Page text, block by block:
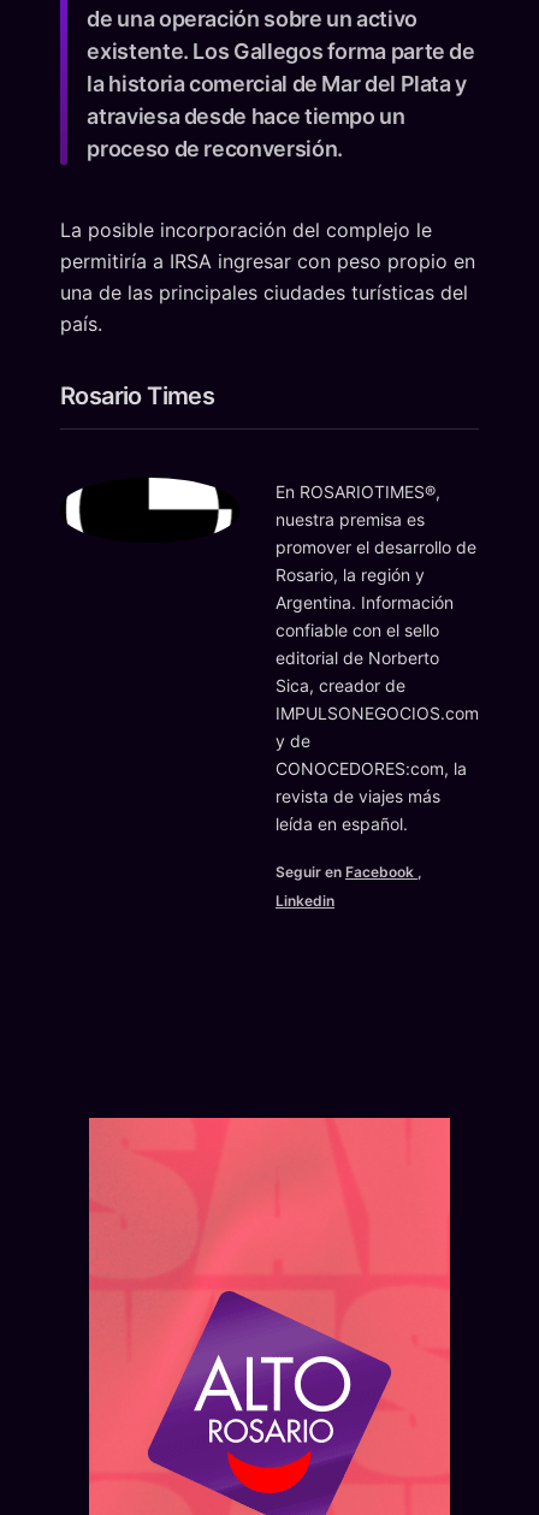
de una operación sobre un activo
existente. Los Gallegos forma parte de
la historia comercial de Mar del Plata y
atraviesa desde hace tiempo un
proceso de reconversión.
La posible incorporación del complejo le
permitiría a IRSA ingresar con peso propio en
una de las principales ciudades turísticas del
país.
Rosario Times
En ROSARIOTIMES®,
nuestra premisa es
promover el desarrollo de
Rosario, la región y
Argentina. Información
confiable con el sello
editorial de Norberto
Sica, creador de
IMPULSONEGOCIOS.com
y de
CONOCEDORES:com, la
revista de viajes más
leída en español.
Seguir en Facebook ,
Linkedin